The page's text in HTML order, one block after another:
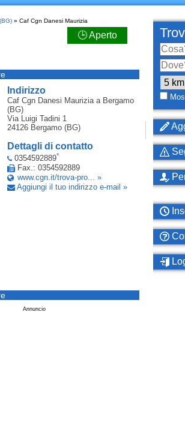
» Caf Cgn Danesi Maurizia
🕒 Aperto
Indirizzo
Caf Cgn Danesi Mauriziaa Bergamo
(BG)
Via Luigi Tadini 1
24126 Bergamo (BG)
Dettagli di contatto
0354592889*
Fax.: 0354592889
www.cgn.it/trova-pro... »
Aggiungi il tuo indirizzo e-mail »
Annuncio